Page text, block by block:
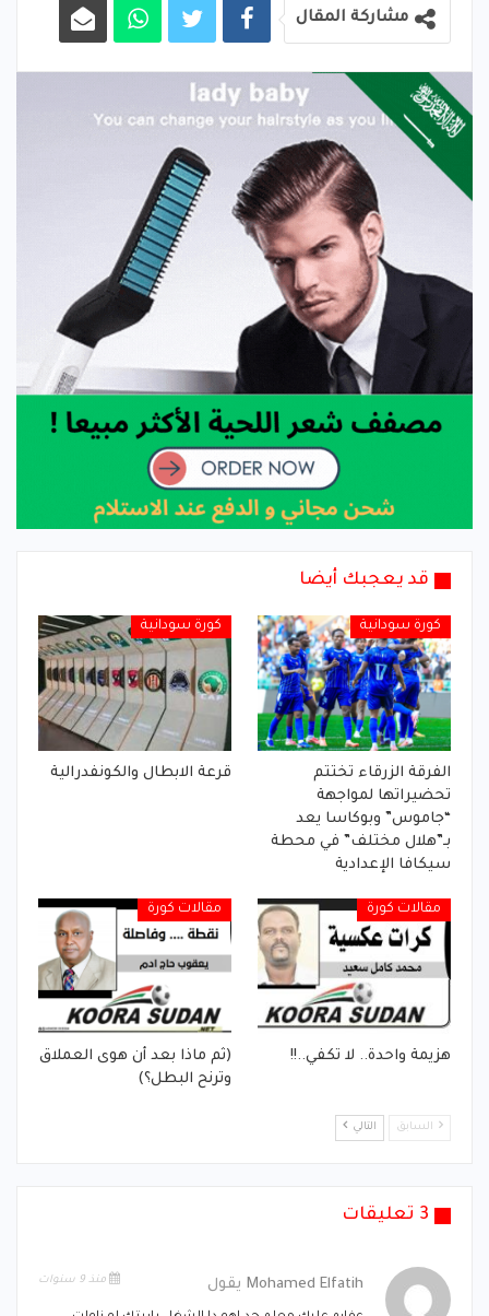
مشاركة المقال
قد يعجبك أيضا
كورة سودانية
الفرقة الزرقاء تختتم
تحضيراتها لمواجهة
“جاموس” وبوكاسا يعد
بـ”هلال مختلف” في محطة
سيكافا الإعدادية
كورة سودانية
قرعة الابطال والكونفدرالية
مقالات كورة
هزيمة واحدة.. لا تكفي..!!
مقالات كورة
(ثم ماذا بعد أن هوى العملاق
وترنح البطل؟)
السابق التالي
3 تعليقات
Mohamed Elfatih يقول منذ 9 سنوات